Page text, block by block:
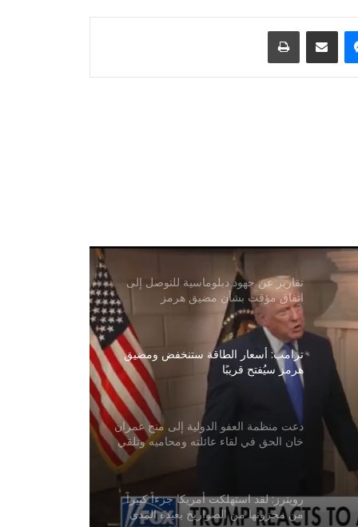
ماسنجر مشاركة عبر البريد طباعة
ماسك: نيورالينك تختبر شريحة لاستعادة
البصر على البشر
تقارير عن جهود دبلوماسية للتوصل إلى
اتفاق مؤقت بشأن مضيق هرمز
ترامب: أسعار الطاقة ستنخفض ومضيق
هرمز سيُفتح قريبًا
دعت منظمة العفو الدولية إلى منح عمران
خان الحق في لقاء عائلته ومحاميه وتلقي
رويترز: لقد استهلكت أمريكا جزءاً كبيراً
من مخزونها من الصواريخ بعيدة المدى